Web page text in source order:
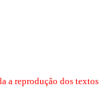
a reprodução dos textos